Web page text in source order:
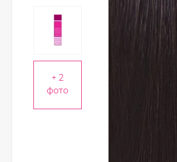
+ 2
фото